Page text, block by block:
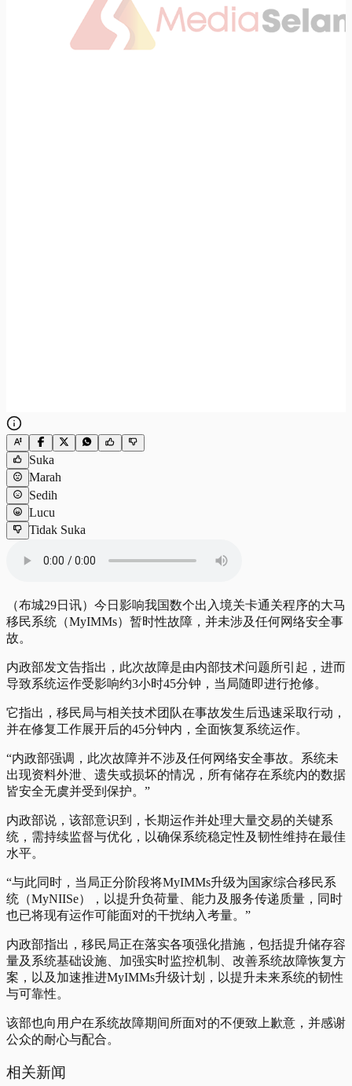
Suka
Marah
Sedih
Lucu
Tidak Suka
（布城29日讯）今日影响我国数个出入境关卡通关程序的大马
移民系统（MyIMMs）暂时性故障，并未涉及任何网络安全事
故。
内政部发文告指出，此次故障是由内部技术问题所引起，进而
导致系统运作受影响约3小时45分钟，当局随即进行抢修。
它指出，移民局与相关技术团队在事故发生后迅速采取行动，
并在修复工作展开后的45分钟内，全面恢复系统运作。
“内政部强调，此次故障并不涉及任何网络安全事故。系统未
出现资料外泄、遗失或损坏的情况，所有储存在系统内的数据
皆安全无虞并受到保护。”
内政部说，该部意识到，长期运作并处理大量交易的关键系
统，需持续监督与优化，以确保系统稳定性及韧性维持在最佳
水平。
“与此同时，当局正分阶段将MyIMMs升级为国家综合移民系
统（MyNIISe），以提升负荷量、能力及服务传递质量，同时
也已将现有运作可能面对的干扰纳入考量。”
内政部指出，移民局正在落实各项强化措施，包括提升储存容
量及系统基础设施、加强实时监控机制、改善系统故障恢复方
案，以及加速推进MyIMMs升级计划，以提升未来系统的韧性
与可靠性。
该部也向用户在系统故障期间所面对的不便致上歉意，并感谢
公众的耐心与配合。
相关新闻